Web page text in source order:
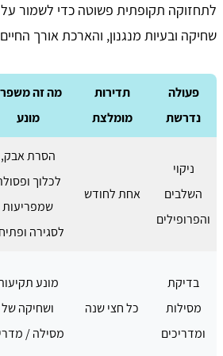
לתחזוקה תקופתית פשוטה כדי לשמור
שחיקה ובעיות מנגנון, והארכת אורך
פעולה
נדרשת
תדירות
מומלצת
מה זה
מונע
ניקוי
השלבים
והפרופילים
אחת לחודש
הסרת אבק,
לכלוך
שמפריעות
לסגירה
בדיקת
מסילות
ומדריכים
כל חצי שנה
מונע
ושחיקה של
מסילה /